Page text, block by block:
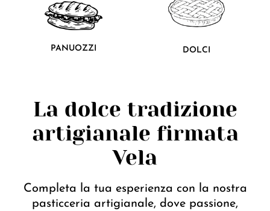
PANUOZZI DOLCI
La dolce tradizione
artigianale firmata
Vela
Completa la tua esperienza con la nostra
pasticceria artigianale, dove passione,